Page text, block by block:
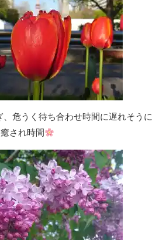
、危うく待ち合わせ時間に遅れそうに
され時間